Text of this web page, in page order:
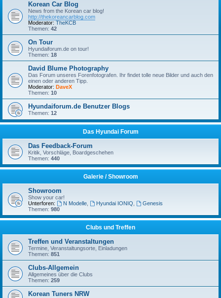
Korean Car Blog
News from the Korean car blog!
http://thekoreancarblog.com
Moderator: TheKCB
Themen: 42
On Tour
Hyundaiforum.de on tour!
Themen: 18
David Blume Photography
Das Forum unseres Forenfotografen. Ihr findet tolle neue Bilder und auch den
einen oder anderen Tipp.
Moderator: DaveX
Themen: 10
Hyundaiforum.de Benutzer Blogs
Themen: 12
Das Hyundai Forum
Das Feedback-Forum
Kritik, Vorschläge, Boardgeschehen
Themen: 440
Galerie / Showroom
Showroom
Show your car!
Unterforen:
N Modelle, Hyundai IONIQ
Genesis
Themen: 980
Clubs und Treffen
Treffen und Veranstaltungen
Termine, Veranstaltungsorte, Einladungen
Themen: 851
Clubs-Allgemein
Allgemeines über die Clubs
Themen: 259
Korean Tuners NRW